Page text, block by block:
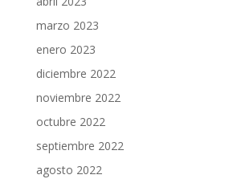
marzo 2023
enero 2023
diciembre 2022
noviembre 2022
octubre 2022
septiembre 2022
agosto 2022